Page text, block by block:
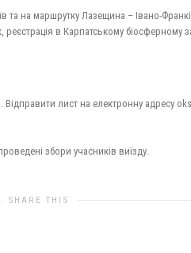
та на маршрутку Лазещина – Івано-
в Карпатському біосферному
лист на електронну адресу
збори учасників виїзду.
SHARE THIS